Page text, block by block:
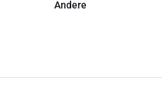
Andere